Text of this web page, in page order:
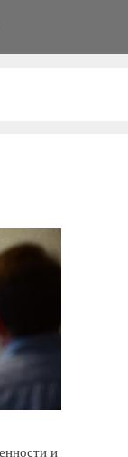
и